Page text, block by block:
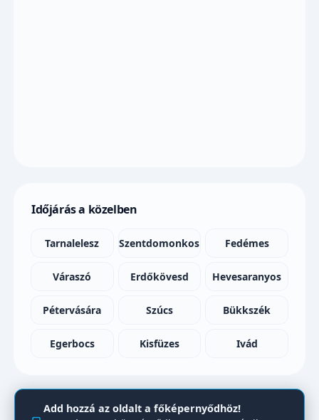
Időjárás a közelben
Tarnalelesz Szentdomonkos Fedémes
Váraszó Erdőkövesd Hevesaranyos
Pétervására Szúcs Bükkszék
Egerbocs Kisfüzes Ivád
Add hozzá az oldalt a főképernyődhöz!